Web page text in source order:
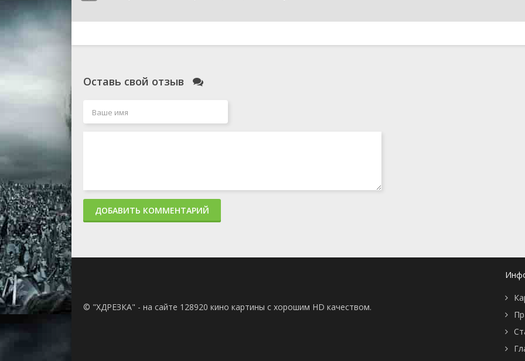
Оставь свой отзыв
ДОБАВИТЬ КОММЕНТАРИЙ
© "ХДРЕЗКА" - на сайте 128920 кино картины с хорошим HD качеством.